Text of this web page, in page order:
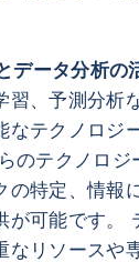
データ分析の
習、予測分析
なテクノロジ
のテクノロ
の特定、情報
が可能です。
なリソースや